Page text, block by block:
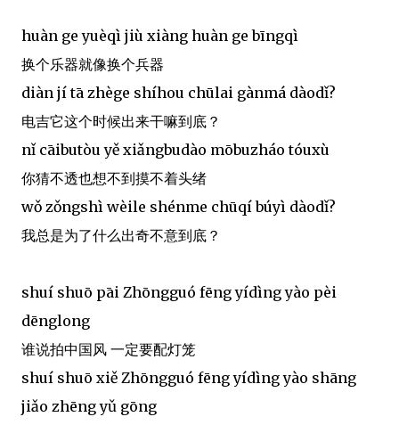
huàn ge yuèqì jiù xiàng huàn ge bīngqì
换个乐器就像换个兵器
diàn jí tā zhège shíhou chūlai gànmá dàodǐ?
电吉它这个时候出来干嘛到底？
nǐ cāibutòu yě xiǎngbudào mōbuzháo tóuxù
你猜不透也想不到摸不着头绪
wǒ zǒngshì wèile shénme chūqí búyì dàodǐ?
我总是为了什么出奇不意到底？
shuí shuō pāi Zhōngguó fēng yídìng yào pèi
dēnglong
谁说拍中国风 一定要配灯笼
shuí shuō xiě Zhōngguó fēng yídìng yào shāng
jiǎo zhēng yǔ gōng